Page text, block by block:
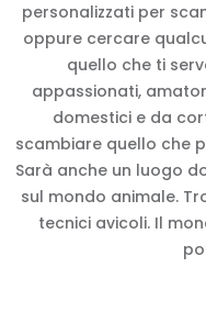
personalizzati per
oppure cercare
quello che ti
appassionati,
domestici e da
scambiare quello che
Sarà anche un luogo
sul mondo animale.
tecnici avicoli. Il